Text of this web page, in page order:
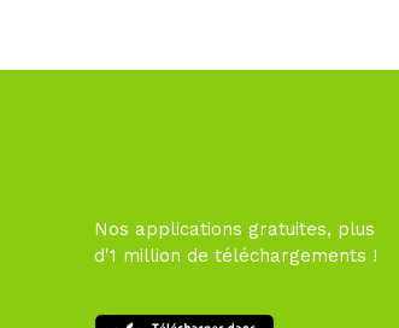
Nos applications gratuites, plus
d'1 million de téléchargements !